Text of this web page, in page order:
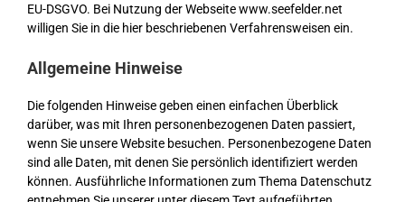
EU-DSGVO. Bei Nutzung der Webseite www.seefelder.net
willigen Sie in die hier beschriebenen Verfahrensweisen ein.
Allgemeine Hinweise
Die folgenden Hinweise geben einen einfachen Überblick
darüber, was mit Ihren personenbezogenen Daten passiert,
wenn Sie unsere Website besuchen. Personenbezogene Daten
sind alle Daten, mit denen Sie persönlich identifiziert werden
können. Ausführliche Informationen zum Thema Datenschutz